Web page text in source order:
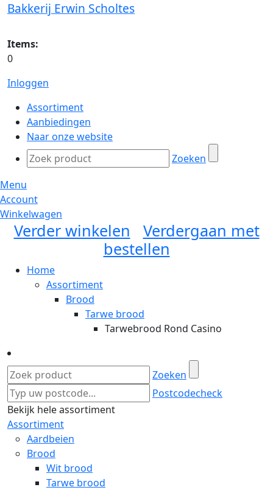
Bakkerij Erwin Scholtes
Items:
0
Inloggen
Assortiment
Aanbiedingen
Naar onze website
Zoeken
Menu
Account
Winkelwagen
Verder winkelen
Verdergaan met
bestellen
Home
Assortiment
Brood
Tarwe brood
Tarwebrood Rond Casino
Zoeken
Postcodecheck
Bekijk hele assortiment
Assortiment
Aardbeien
Brood
Wit brood
Tarwe brood